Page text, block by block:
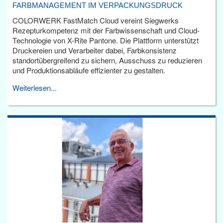
ARBMANAGEMENT IM VERPACKUNGSDRUCK
COLORWERK FastMatch Cloud vereint Siegwerks
Rezepturkompetenz mit der Farbwissenschaft und Cloud-
Technologie von X-Rite Pantone. Die Plattform unterstützt
Druckereien und Verarbeiter dabei, Farbkonsistenz
standortübergreifend zu sichern, Ausschuss zu reduzieren
und Produktionsabläufe effizienter zu gestalten.
Weiterlesen...